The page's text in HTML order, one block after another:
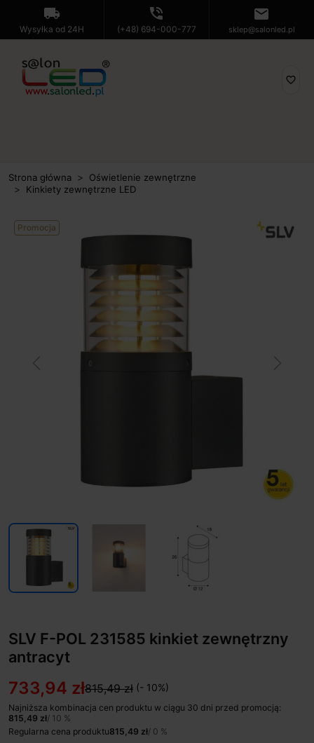
local_shipping
Wysyłka od 24H
phone_in_talk
(+48) 694-000-777
mail
sklep@salonled.pl
favorite_border
Strona główna
Oświetlenie zewnętrzne
Kinkiety zewnętrzne LED
Promocja
SLV F-POL 231585 kinkiet zewnętrzny
antracyt
733,94 zł815,49 zł (- 10%)
Najniższa kombinacja cen produktu w ciągu 30 dni przed promocją:
815,49 zł/ 10 %
Regularna cena produktu815,49 zł/ 0 %